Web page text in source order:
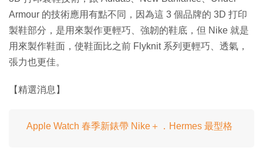
Armour 的技術應用有點不同，因為這 3 個品牌的 3D 打印
製鞋部分，是用來製作更輕巧、強韌的鞋底，但 Nike 就是
用來製作鞋面，使鞋面比之前 Flyknit 系列更輕巧、透氣，
張力也更佳。
【精選消息】
Apple Watch 春季新錶帶 Nike＋．Hermes 最型格